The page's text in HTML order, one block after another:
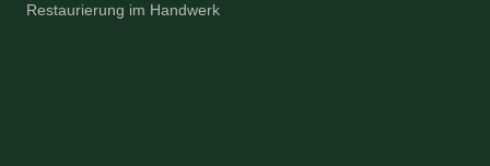
Restaurierung im Handwerk